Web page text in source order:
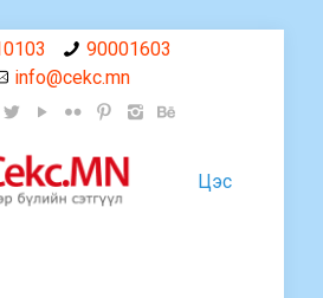
90001603
info@cekc.mn
Цэс